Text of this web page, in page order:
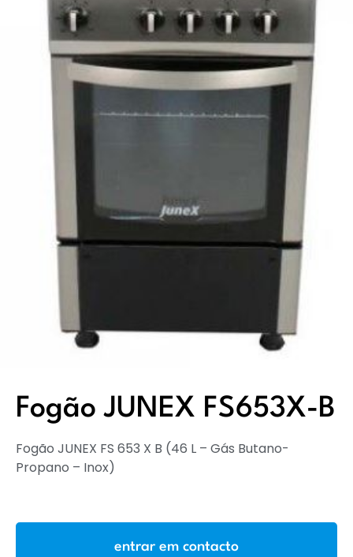
Fogão JUNEX FS653X-B
Fogão JUNEX FS 653 X B (46 L – Gás Butano-
Propano – Inox)
entrar em contacto